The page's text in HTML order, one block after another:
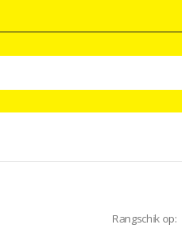
Rangschik op: